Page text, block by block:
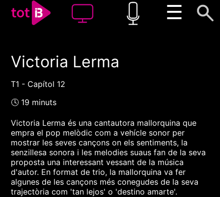
☰
00:00 00:00
Victoria Lerma
T1 - Capítol 12
🕓 19 minuts
Victoria Lerma és una cantautora mallorquina que
empra el pop melòdic com a vehícle sonor per
mostrar les seves cançons on els sentiments, la
senzillesa sonora i les melodies suaus fan de la seva
proposta una interessant vessant de la música
d'autor. En format de trio, la mallorquina va fer
algunes de les cançons més conegudes de la seva
trajectòria com 'tan lejos' o 'destino amarte'.